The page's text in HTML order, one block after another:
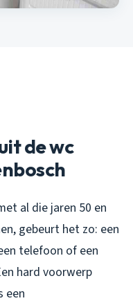
de wc
al die jaren 50 en
gebeurt het zo: een
telefoon of een
hard voorwerp
een